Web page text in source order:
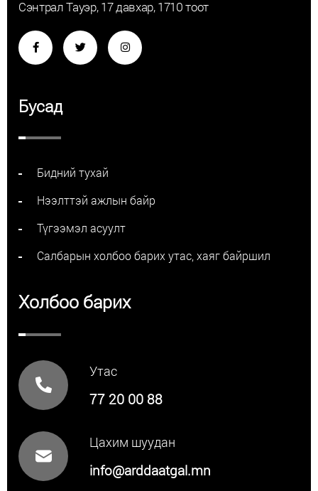
Сэнтрал Тауэр, 17 давхар, 1710 тоот
Бусад
Бидний тухай
Нээлттэй ажлын байр
Түгээмэл асуулт
Салбарын холбоо барих утас, хаяг байршил
Холбоо барих
Утас
77 20 00 88
Цахим шуудан
info@arddaatgal.mn